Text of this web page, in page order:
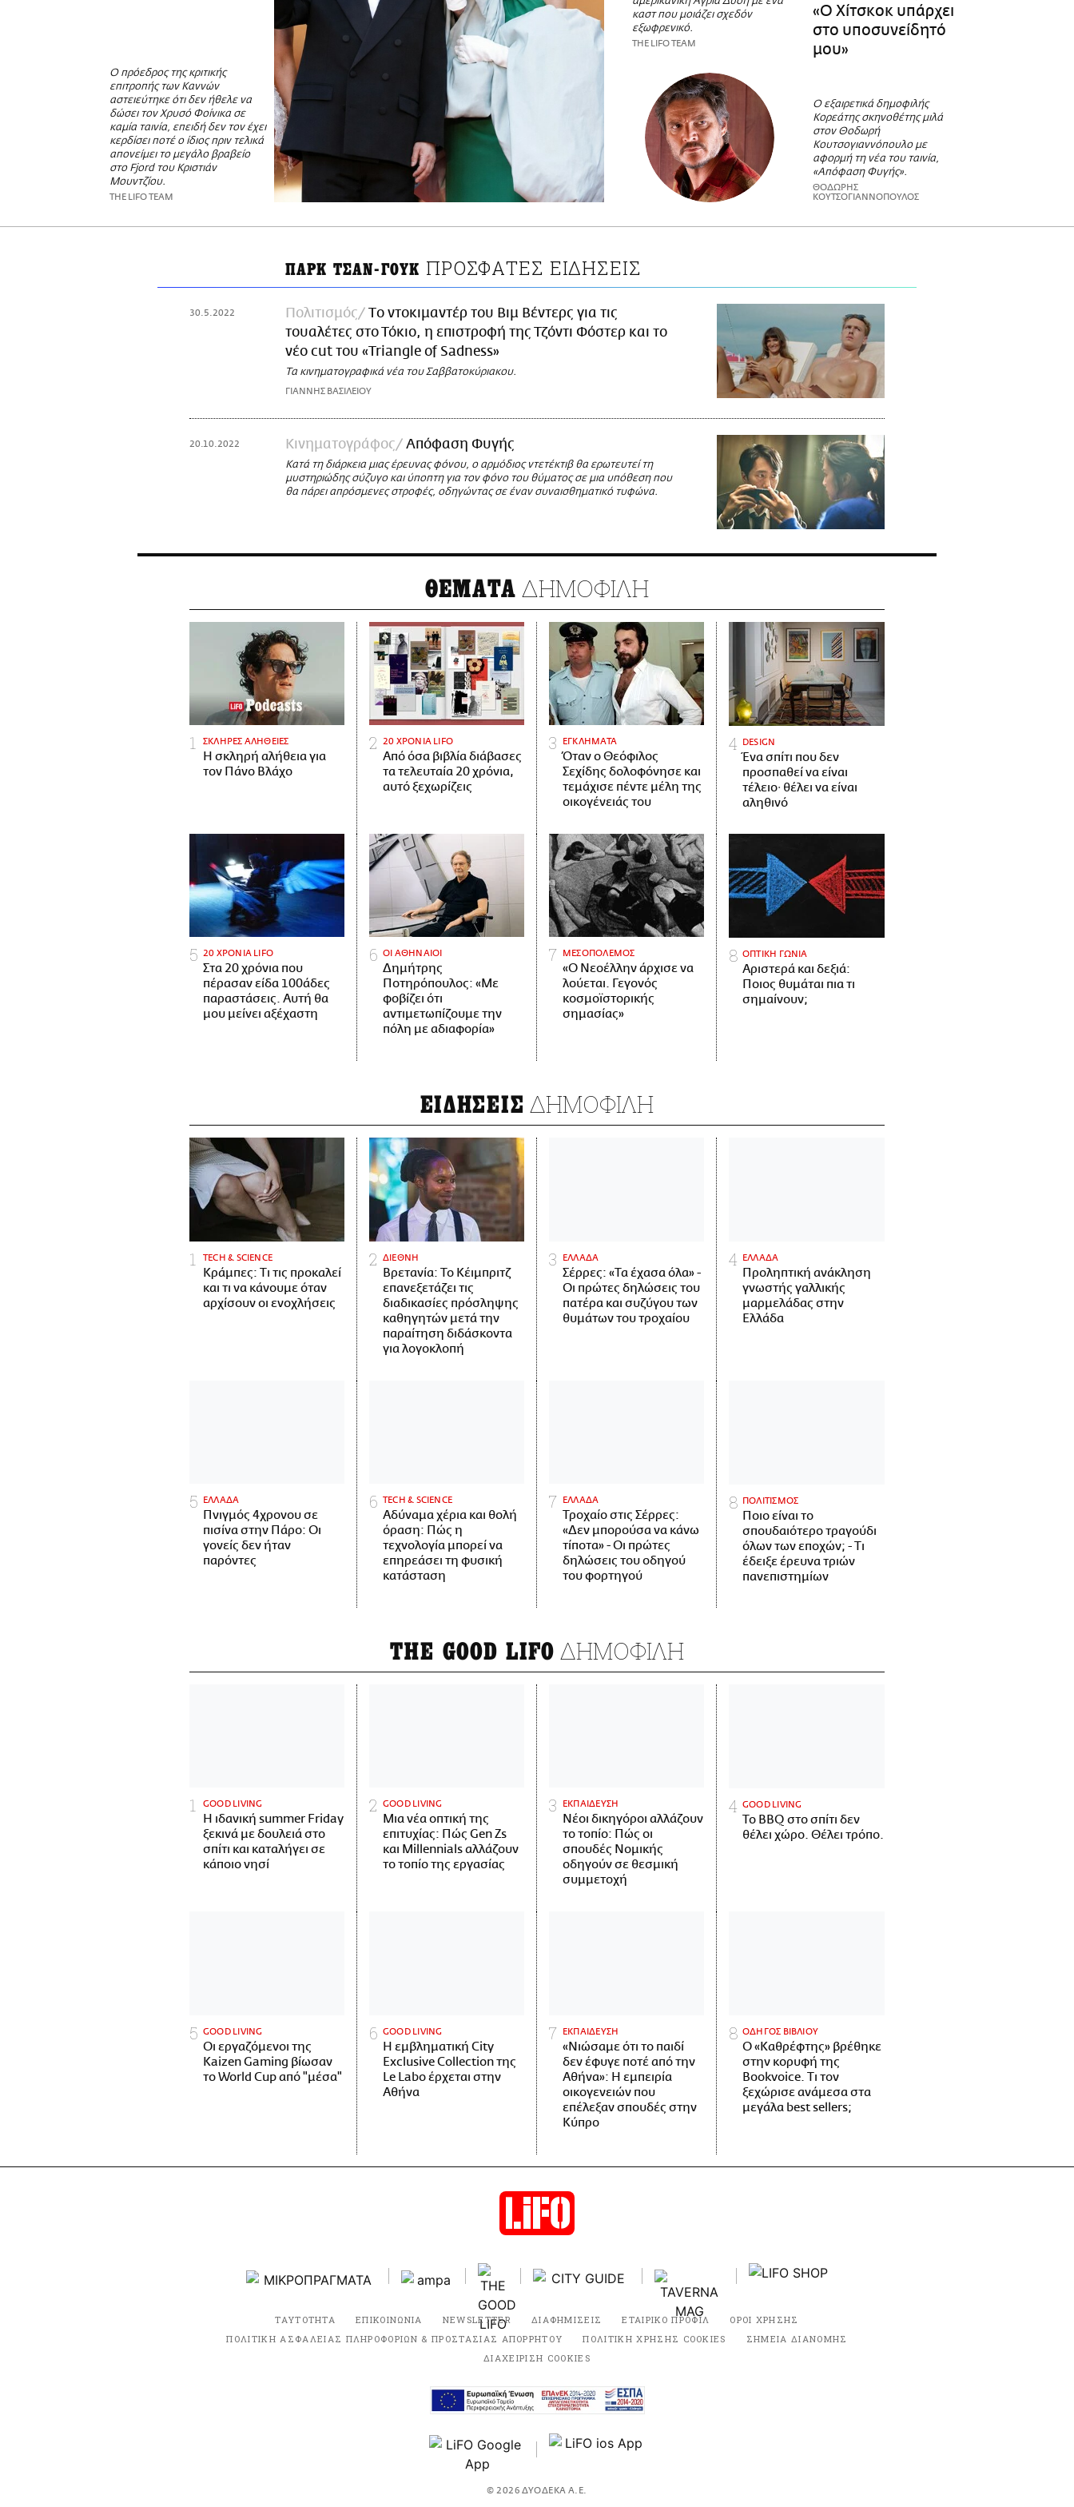
Ο πρόεδρος της κριτικής
επιτροπής των Καννών
αστειεύτηκε ότι δεν ήθελε να
δώσει τον Χρυσό Φοίνικα σε
καμία ταινία, επειδή δεν τον έχει
κερδίσει ποτέ ο ίδιος πριν τελικά
απονείμει το μεγάλο βραβείο
στο Fjord του Κριστιάν
Μουντζίου.
THE LIFO TEAM
καστ που μοιάζει σχεδόν
εξωφρενικό.
THE LIFO TEAM
«Ο Χίτσκοκ υπάρχει
στο υποσυνείδητό
μου»
Ο εξαιρετικά δημοφιλής
Κορεάτης σκηνοθέτης μιλά
στον Θοδωρή
Κουτσογιαννόπουλο με
αφορμή τη νέα του ταινία,
«Απόφαση Φυγής».
ΘΟΔΩΡΗΣ
ΚΟΥΤΣΟΓΙΑΝΝΟΠΟΥΛΟΣ
ΠΑΡΚ ΤΣΑΝ-ΓΟΥΚ ΠΡΟΣΦΑΤΕΣ ΕΙΔΗΣΕΙΣ
30.5.2022 Πολιτισμός
Tο ντοκιμαντέρ του Βιμ Βέντερς για τις
τουαλέτες στο Τόκιο, η επιστροφή της Τζόντι Φόστερ και το
νέο cut του «Triangle of Sadness»
Τα κινηματογραφικά νέα του Σαββατοκύριακου.
ΓΙΑΝΝΗΣ ΒΑΣΙΛΕΙΟΥ
20.10.2022 Κινηματογράφος Απόφαση Φυγής
Κατά τη διάρκεια μιας έρευνας φόνου, ο αρμόδιος ντετέκτιβ θα ερωτευτεί τη
μυστηριώδης σύζυγο και ύποπτη για τον φόνο του θύματος σε μια υπόθεση που
θα πάρει απρόσμενες στροφές, οδηγώντας σε έναν συναισθηματικό τυφώνα.
ΘΕΜΑΤΑ ΔΗΜΟΦΙΛΗ
ΣΚΛΗΡΕΣ ΑΛΗΘΕΙΕΣ
H σκληρή αλήθεια για
τον Πάνο Βλάχο
20 ΧΡΟΝΙΑ LIFO
Από όσα βιβλία διάβασες
τα τελευταία 20 χρόνια,
αυτό ξεχωρίζεις
ΕΓΚΛΗΜΑΤΑ
Όταν ο Θεόφιλος
Σεχίδης δολοφόνησε και
τεμάχισε πέντε μέλη της
οικογένειάς του
DESIGN
Ένα σπίτι που δεν
προσπαθεί να είναι
τέλειο· θέλει να είναι
αληθινό
20 ΧΡΟΝΙΑ LIFO
Στα 20 χρόνια που
πέρασαν είδα 100άδες
παραστάσεις. Αυτή θα
μου μείνει αξέχαστη
ΟΙ ΑΘΗΝΑΙΟΙ
Δημήτρης
Ποτηρόπουλος: «Με
φοβίζει ότι
αντιμετωπίζουμε την
πόλη με αδιαφορία»
ΜΕΣΟΠΟΛΕΜΟΣ
«Ο Νεοέλλην άρχισε να
λούεται. Γεγονός
κοσμοϊστορικής
σημασίας»
ΟΠΤΙΚΗ ΓΩΝΙΑ
Αριστερά και δεξιά:
Ποιος θυμάται πια τι
σημαίνουν;
ΕΙΔΗΣΕΙΣ ΔΗΜΟΦΙΛΗ
ΤECH & SCIENCE
Κράμπες: Τι τις προκαλεί
και τι να κάνουμε όταν
αρχίσουν οι ενοχλήσεις
ΔΙΕΘΝΗ
Βρετανία: Το Κέιμπριτζ
επανεξετάζει τις
διαδικασίες πρόσληψης
καθηγητών μετά την
παραίτηση διδάσκοντα
για λογοκλοπή
ΕΛΛΑΔΑ
Σέρρες: «Τα έχασα όλα» -
Οι πρώτες δηλώσεις του
πατέρα και συζύγου των
θυμάτων του τροχαίου
ΕΛΛΑΔΑ
Προληπτική ανάκληση
γνωστής γαλλικής
μαρμελάδας στην
Ελλάδα
ΕΛΛΑΔΑ
Πνιγμός 4χρονου σε
πισίνα στην Πάρο: Οι
γονείς δεν ήταν
παρόντες
ΤECH & SCIENCE
Αδύναμα χέρια και θολή
όραση: Πώς η
τεχνολογία μπορεί να
επηρεάσει τη φυσική
κατάσταση
ΕΛΛΑΔΑ
Τροχαίο στις Σέρρες:
«Δεν μπορούσα να κάνω
τίποτα» - Οι πρώτες
δηλώσεις του οδηγού
του φορτηγού
ΠΟΛΙΤΙΣΜΟΣ
Ποιο είναι το
σπουδαιότερο τραγούδι
όλων των εποχών; - Τι
έδειξε έρευνα τριών
πανεπιστημίων
THE GOOD LIFO ΔΗΜΟΦΙΛΗ
GOOD LIVING
Η ιδανική summer Friday
ξεκινά με δουλειά στο
σπίτι και καταλήγει σε
κάποιο νησί
GOOD LIVING
Μια νέα οπτική της
επιτυχίας: Πώς Gen Zs
και Millennials αλλάζουν
το τοπίο της εργασίας
ΕΚΠΑΙΔΕΥΣΗ
Νέοι δικηγόροι αλλάζουν
το τοπίο: Πώς οι
σπουδές Νομικής
οδηγούν σε θεσμική
συμμετοχή
GOOD LIVING
Το BBQ στο σπίτι δεν
θέλει χώρο. Θέλει τρόπο.
GOOD LIVING
Οι εργαζόμενοι της
Kaizen Gaming βίωσαν
το World Cup από "μέσα"
GOOD LIVING
Η εμβληματική City
Exclusive Collection της
Le Labo έρχεται στην
Αθήνα
ΕΚΠΑΙΔΕΥΣΗ
«Νιώσαμε ότι το παιδί
δεν έφυγε ποτέ από την
Αθήνα»: Η εμπειρία
οικογενειών που
επέλεξαν σπουδές στην
Κύπρο
ΟΔΗΓΟΣ ΒΙΒΛΙΟΥ
Ο «Καθρέφτης» βρέθηκε
στην κορυφή της
Bookvoice. Τι τον
ξεχώρισε ανάμεσα στα
μεγάλα best sellers;
ΤΑΥΤΟΤΗΤΑ ΕΠΙΚΟΙΝΩΝΙΑ NEWSLETTER ΔΙΑΦΗΜΙΣΕΙΣ ΕΤΑΙΡΙΚΟ ΠΡΟΦΙΛ
ΟΡΟΙ ΧΡΗΣΗΣ
ΠΟΛΙΤΙΚΗ ΑΣΦΑΛΕΙΑΣ ΠΛΗΡΟΦΟΡΙΩΝ & ΠΡΟΣΤΑΣΙΑΣ ΑΠΟΡΡΗΤΟΥ
ΠΟΛΙΤΙΚΗ ΧΡΗΣΗΣ COOKIES
ΣΗΜΕΙΑ ΔΙΑΝΟΜΗΣ
ΔΙΑΧΕΙΡΙΣΗ COOKIES
© 2026 ΔΥΟΔΕΚΑ Α.Ε.